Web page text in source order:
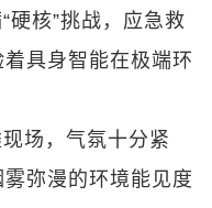
硬核”挑战，应急救
具身智能在极端环
场，气氛十分紧
弥漫的环境能见度